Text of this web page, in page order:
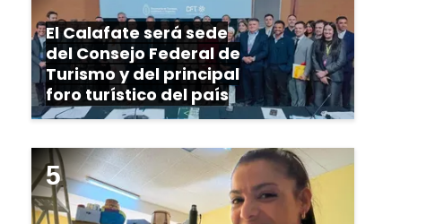
El Calafate será sede
del Consejo Federal de
Turismo y del principal
foro turístico del país